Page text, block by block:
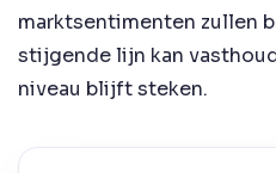
marktsentimenten zullen
stijgende lijn kan
niveau blijft steken.